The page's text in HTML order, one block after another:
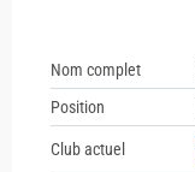
Nom complet
Position
Club actuel